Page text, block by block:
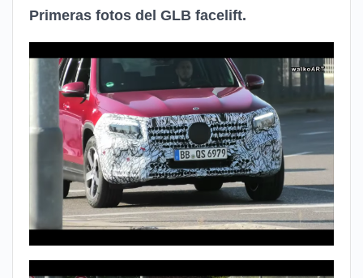
Primeras fotos del GLB facelift.